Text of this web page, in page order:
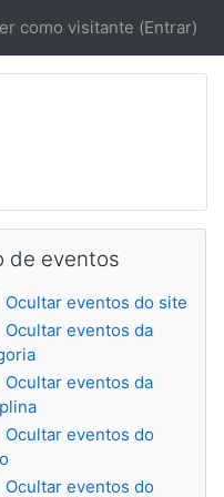
como visitante (Entrar)
de eventos
Ocultar eventos do site
Ocultar eventos da
Ocultar eventos da
Ocultar eventos do
Ocultar eventos do